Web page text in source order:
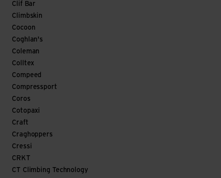
Clif Bar
Climbskin
Cocoon
Coghlan's
Coleman
Colltex
Compeed
Compressport
Coros
Cotopaxi
Craft
Craghoppers
Cressi
CRKT
CT Climbing Technology